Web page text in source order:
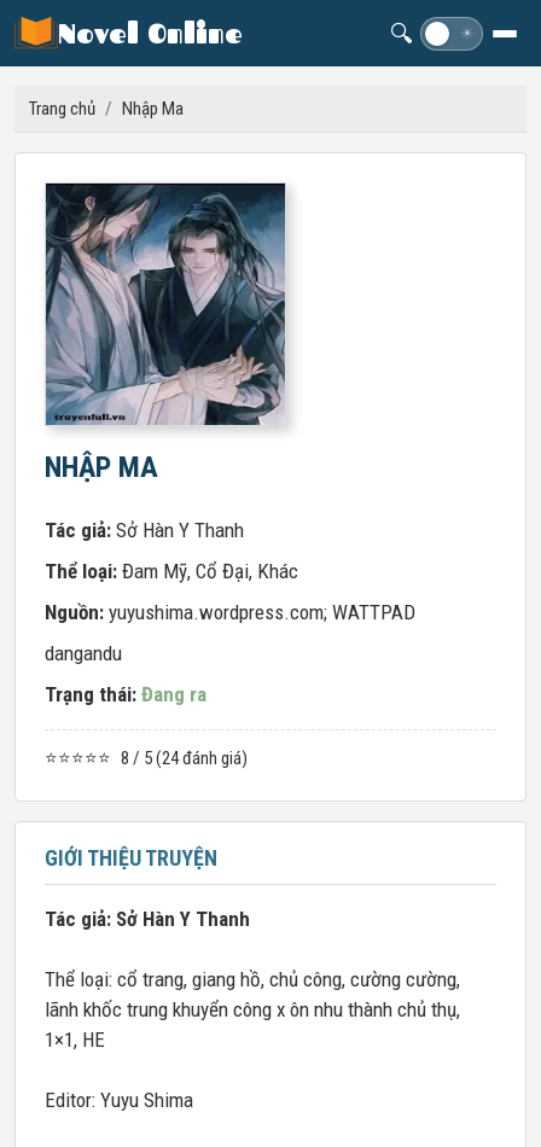
Novel Online 🔍 ☀
Trang chủ / Nhập Ma
NHẬP MA
Tác giả: Sở Hàn Y Thanh
Thể loại: Đam Mỹ, Cổ Đại, Khác
Nguồn: yuyushima.wordpress.com; WATTPAD
dangandu
Trạng thái: Đang ra
⭐⭐⭐⭐⭐ 8 / 5 (24 đánh giá)
GIỚI THIỆU TRUYỆN
Tác giả: Sở Hàn Y Thanh
Thể loại: cổ trang, giang hồ, chủ công, cường cường,
lãnh khốc trung khuyển công x ôn nhu thành chủ thụ,
1×1, HE
Editor: Yuyu Shima